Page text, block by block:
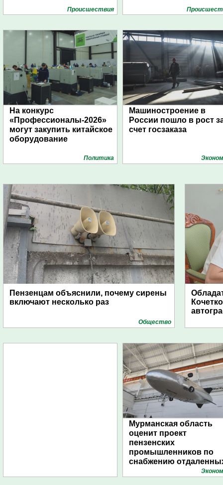
Проиcшествия
На конкурс
«Профессионалы-2026»
могут закупить китайское
оборудование
Политика
Машиностроение в
России пошло в рост
счет госзаказа
Пензенцам объяснили, почему сирены
включают несколько раз
Общество
Мурманская область
оценит проект
пензенских
промышленников по
снабжению
поселений с помощью